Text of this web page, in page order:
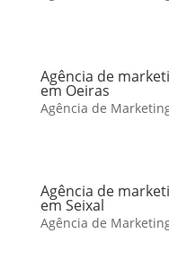
Agência de
em Oeiras
Agência de
Agência de
em Seixal
Agência de